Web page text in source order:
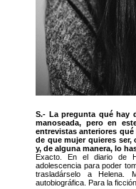
S.- La pregunta qué hay
manoseada, pero en
entrevistas anteriores
de que mujer quieres
y, de alguna manera, lo
Exacto. En el diario de
adolescencia para poder
trasladárselo a Helena.
autobiográfica. Para la